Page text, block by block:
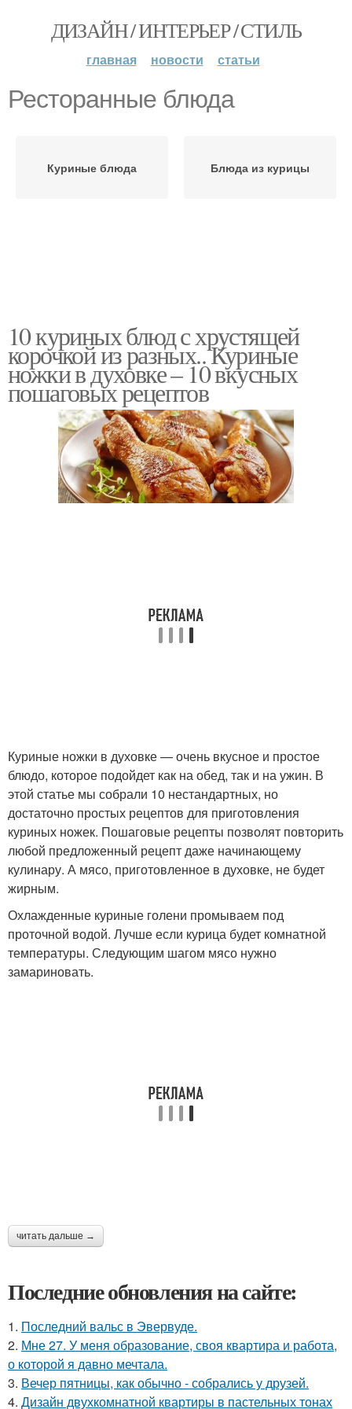
ДИЗАЙН / ИНТЕРЬЕР / СТИЛЬ
главная новости статьи
Ресторанные блюда
Куриные блюда Блюда из курицы
10 куриных блюд с хрустящей
корочкой из разных.. Куриные
ножки в духовке – 10 вкусных
пошаговых рецептов
Куриные ножки в духовке — очень вкусное и простое
блюдо, которое подойдет как на обед, так и на ужин. В
этой статье мы собрали 10 нестандартных, но
достаточно простых рецептов для приготовления
куриных ножек. Пошаговые рецепты позволят повторить
любой предложенный рецепт даже начинающему
кулинару. А мясо, приготовленное в духовке, не будет
жирным.
Охлажденные куриные голени промываем под
проточной водой. Лучше если курица будет комнатной
температуры. Следующим шагом мясо нужно
замариновать.
читать дальше →
Последние обновления на сайте:
1. Последний вальс в Эвервуде.
2. Мне 27. У меня образование, своя квартира и работа,
о которой я давно мечтала.
3. Вечер пятницы, как обычно - собрались у друзей.
4. Дизайн двухкомнатной квартиры в пастельных тонах